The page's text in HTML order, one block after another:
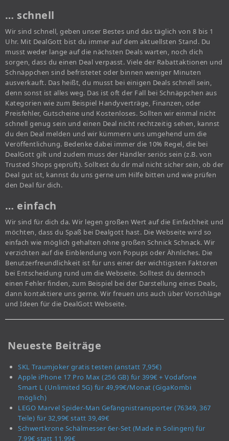
… schnell
Wir sind schnell, geben unser Bestes und das täglich von 8 bis 1
Uhr. Mit DealGott bist du immer auf dem aktuellsten Stand. Du
musst weder lange auf die nächsten Deals warten, noch dich
sorgen, dass du einen Deal verpasst. Viele der Rabattaktionen und
Schnäppchen sind befristetet oder binnen weniger Minuten
ausverkauft. Das heißt, du musst bei einigen Deals schnell sein,
denn sonst ist alles weg. Das ist oft der Fall bei Schnäppchen aus
Kategorien wie zum Beispiel Handyverträge, Finanzen, oder
Preisfehler, Gutscheine und Kostenloses. Sollten wir einmal nicht
schnell genug sein und einen Deal nicht rechtzeitig sehen, kannst
du den Deal melden und wir kümmern uns umgehend um die
Veröffentlichung. Bedenke dabei immer die 10% Regel, die bei
DealGott gilt und zudem muss der Händler seriös sein (z.B. von
Trusted Shops geprüft). Solltest du dir mal nicht sicher sein, ob der
Deal gut ist, kannst du uns gerne um Hilfe bitten und wie prüfen
den Deal für dich.
… einfach
Wir sind für dich da. Wir legen großen Wert auf die Einfachheit und
möchten, dass du Spaß bei Dealgott hast. Die Webseite wird so
einfach wie möglich gehalten ohne großen Schnick Schnack. Wir
verzichten auf die Einblendung von Popups oder Ähnliches. Die
Benutzerfreundlichkeit ist für uns einer der wichtigsten Faktoren
bei Entscheidung rund um die Webseite. Solltest du dennoch
einen Fehler finden, zum Beispiel bei der Darstellung eines Deals,
dann kontaktiere uns gerne. Wir freuen uns auch über Vorschläge
und Ideen für die DealGott Webseite.
Neueste Beiträge
SKL Traumjoker gratis testen (anstatt 7,95€)
Apple iPhone 17 Pro Max (256 GB) für 399€ + Vodafone
Smart L (Unlimited 5G) für 49,99€/Monat (GigaKombi
möglich)
LEGO Marvel Spider-Man Gefängnistransporter (76349, 367
Teile) für 32,99€ statt 39,49€
Schwertkrone Schälmesser 6er-Set (Made in Solingen) für
7,99€ statt 11,99€